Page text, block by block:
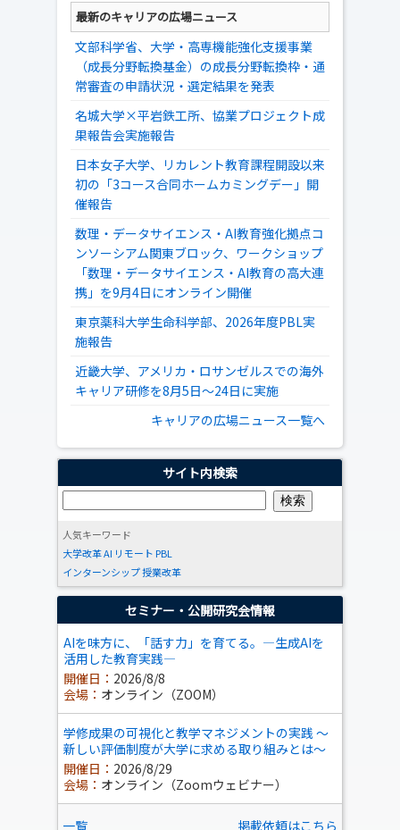
最新のキャリアの広場ニュース
文部科学省、大学・高専機能強化支援事業
（成長分野転換基金）の成長分野転換枠・通
常審査の申請状況・選定結果を発表
名城大学×平岩鉄工所、協業プロジェクト成
果報告会実施報告
日本女子大学、リカレント教育課程開設以来
初の「3コース合同ホームカミングデー」開
催報告
数理・データサイエンス・AI教育強化拠点コ
ンソーシアム関東ブロック、ワークショップ
「数理・データサイエンス・AI教育の高大連
携」を9月4日にオンライン開催
東京薬科大学生命科学部、2026年度PBL実
施報告
近畿大学、アメリカ・ロサンゼルスでの海外
キャリア研修を8月5日～24日に実施
キャリアの広場ニュース一覧へ
サイト内検索
人気キーワード
大学改革AI リモート PBL
インターンシップ授業改革
セミナー・公開研究会情報
AIを味方に、「話す力」を育てる。―生成AIを
活用した教育実践―
開催日： 2026/8/8
会場： オンライン（ZOOM）
学修成果の可視化と教学マネジメントの実践 ～
新しい評価制度が大学に求める取り組みとは～
開催日： 2026/8/29
会場： オンライン（Zoomウェビナー）
一覧 掲載依頼はこちら